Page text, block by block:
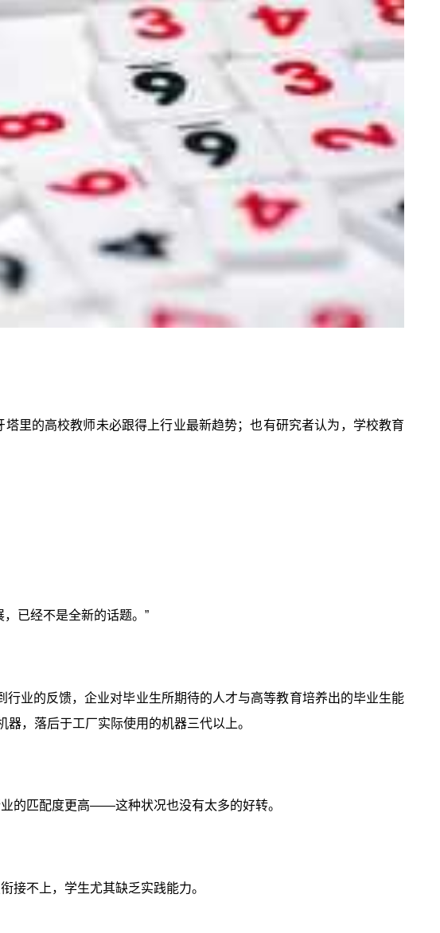
里的高校教师未必跟得上行业最新趋势；也有研究者认为，学校教育
已经不是全新的话题。”
业的反馈，企业对毕业生所期待的人才与高等教育培养出的毕业生能
，落后于工厂实际使用的机器三代以上。
的匹配度更高——这种状况也没有太多的好转。
接不上，学生尤其缺乏实践能力。